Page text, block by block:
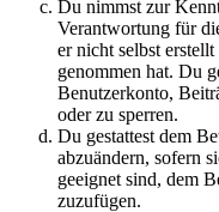
Du nimmst zur
Verantwortung für
er nicht selbst
genommen hat. Du
Benutzerkonto,
oder zu sperren.
Du gestattest dem
abzuändern, sofern
geeignet sind, dem
zuzufügen.